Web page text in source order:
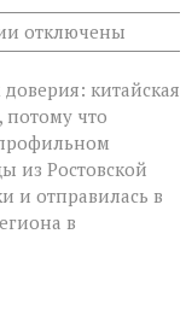
к
записи
область
отправила
партию
субпродуктов
птицы
в
Китай
отключены
доверия: китайская
что
из Ростовской
и отправилась в
в